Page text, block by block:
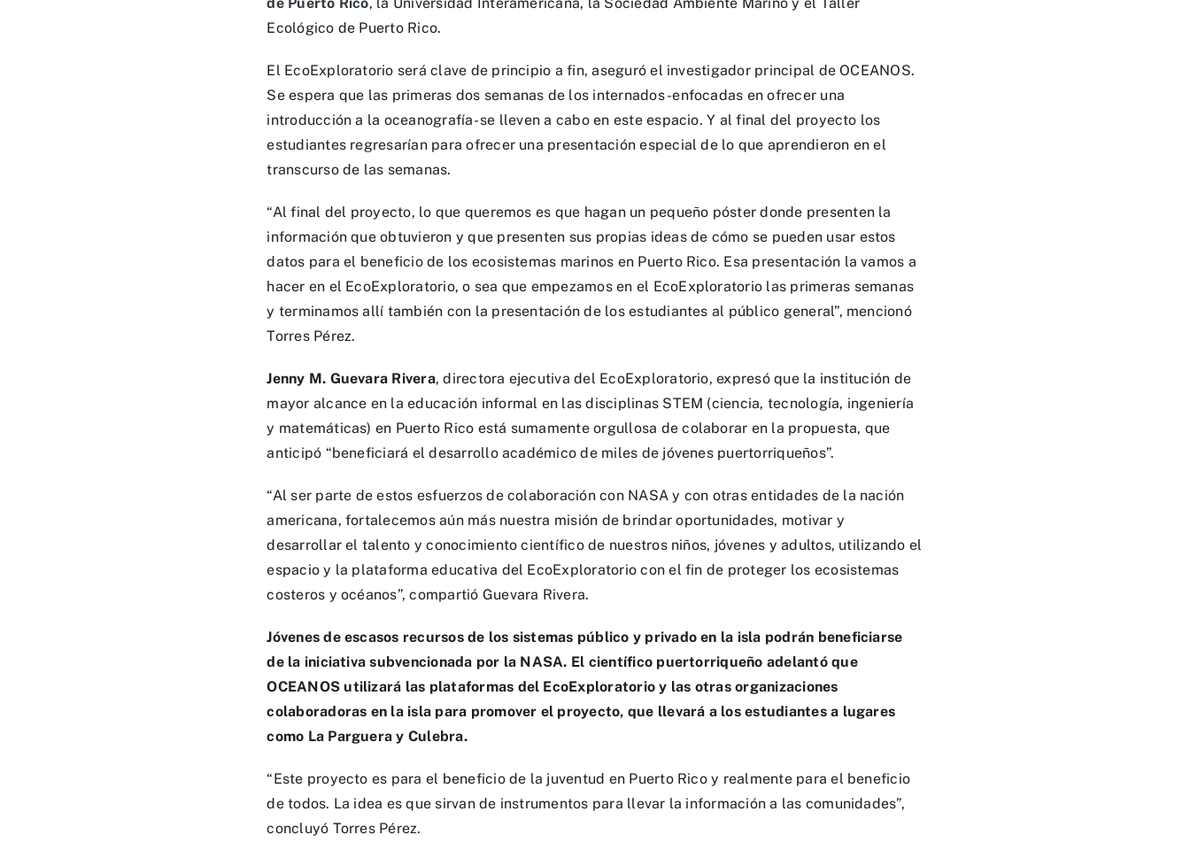
Ecológico de Puerto Rico.
El EcoExploratorio será clave de principio a fin, aseguró el investigador principal de OCEANOS.
Se espera que las primeras dos semanas de los internados -enfocadas en ofrecer una
introducción a la oceanografía- se lleven a cabo en este espacio. Y al final del proyecto los
estudiantes regresarían para ofrecer una presentación especial de lo que aprendieron en el
transcurso de las semanas.
“Al final del proyecto, lo que queremos es que hagan un pequeño póster donde presenten la
información que obtuvieron y que presenten sus propias ideas de cómo se pueden usar estos
datos para el beneficio de los ecosistemas marinos en Puerto Rico. Esa presentación la vamos a
hacer en el EcoExploratorio, o sea que empezamos en el EcoExploratorio las primeras semanas
y terminamos allí también con la presentación de los estudiantes al público general”, mencionó
Torres Pérez.
Jenny M. Guevara Rivera, directora ejecutiva del EcoExploratorio, expresó que la institución de
mayor alcance en la educación informal en las disciplinas STEM (ciencia, tecnología, ingeniería
y matemáticas) en Puerto Rico está sumamente orgullosa de colaborar en la propuesta, que
anticipó “beneficiará el desarrollo académico de miles de jóvenes puertorriqueños”.
“Al ser parte de estos esfuerzos de colaboración con NASA y con otras entidades de la nación
americana, fortalecemos aún más nuestra misión de brindar oportunidades, motivar y
desarrollar el talento y conocimiento científico de nuestros niños, jóvenes y adultos, utilizando el
espacio y la plataforma educativa del EcoExploratorio con el fin de proteger los ecosistemas
costeros y océanos”, compartió Guevara Rivera.
Jóvenes de escasos recursos de los sistemas público y privado en la isla podrán beneficiarse
de la iniciativa subvencionada por la NASA. El científico puertorriqueño adelantó que
OCEANOS utilizará las plataformas del EcoExploratorio y las otras organizaciones
colaboradoras en la isla para promover el proyecto, que llevará a los estudiantes a lugares
como La Parguera y Culebra.
“Este proyecto es para el beneficio de la juventud en Puerto Rico y realmente para el beneficio
de todos. La idea es que sirvan de instrumentos para llevar la información a las comunidades”,
concluyó Torres Pérez.